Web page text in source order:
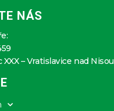
NÁS
XXX – Vratislavice nad Nisou